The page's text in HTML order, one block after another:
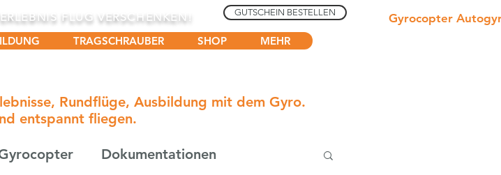
TRAGSCHRAUBER SHOP MEHR
FLUG VERSCHENKEN! GUTSCHEIN BESTELLEN Gyrocopter
Rundflüge, Ausbildung mit dem Gyro.
entspannt fliegen.
Dokumentationen